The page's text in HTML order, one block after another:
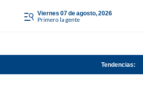
viernes 07 de agosto, 2026
Primero la gente
Tendencias: